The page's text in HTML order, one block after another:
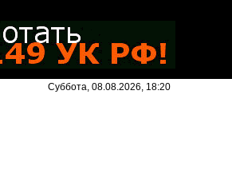
Суббота, 08.08.2026, 18:20